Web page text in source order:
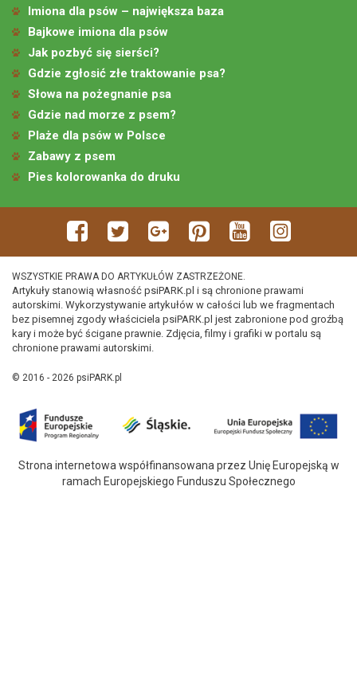
Imiona dla psów – największa baza
Bajkowe imiona dla psów
Jak pozbyć się sierści?
Gdzie zgłosić złe traktowanie psa?
Słowa na pożegnanie psa
Gdzie nad morze z psem?
Plaże dla psów w Polsce
Zabawy z psem
Pies kolorowanka do druku
WSZYSTKIE PRAWA DO ARTYKUŁÓW ZASTRZEŻONE.
Artykuły stanowią własność psiPARK.pl i są chronione prawami
autorskimi. Wykorzystywanie artykułów w całości lub we fragmentach
bez pisemnej zgody właściciela psiPARK.pl jest zabronione pod groźbą
kary i może być ścigane prawnie. Zdjęcia, filmy i grafiki w portalu są
chronione prawami autorskimi.
© 2016 - 2026 psiPARK.pl
Strona internetowa współfinansowana przez Unię Europejską w
ramach Europejskiego Funduszu Społecznego